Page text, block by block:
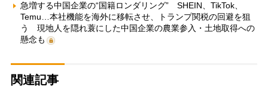
急増する中国企業の“国籍ロンダリング” SHEIN、TikTok、
Temu…本社機能を海外に移転させ、トランプ関税の回避を狙
う 現地人を隠れ蓑にした中国企業の農業参入・土地取得への
懸念も
関連記事